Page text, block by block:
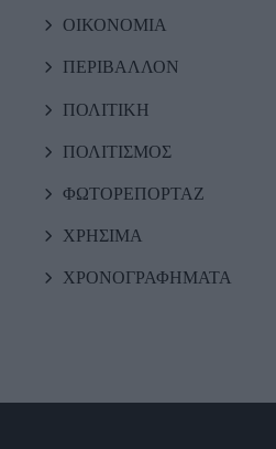
ΟΙΚΟΝΟΜΙΑ
ΠΕΡΙΒΑΛΛΟΝ
ΠΟΛΙΤΙΚΗ
ΠΟΛΙΤΙΣΜΟΣ
ΦΩΤΟΡΕΠΟΡΤΑΖ
ΧΡΗΣΙΜΑ
ΧΡΟΝΟΓΡΑΦΗΜΑΤΑ